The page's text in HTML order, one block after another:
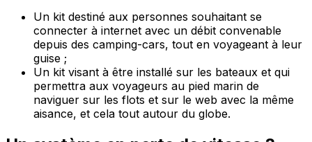
Un kit destiné aux personnes souhaitant se
connecter à internet avec un débit convenable
depuis des camping-cars, tout en voyageant à leur
guise ;
Un kit visant à être installé sur les bateaux et qui
permettra aux voyageurs au pied marin de
naviguer sur les flots et sur le web avec la même
aisance, et cela tout autour du globe.